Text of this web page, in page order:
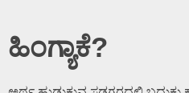
ಹಿಂಗ್ಯಾಕೆ?